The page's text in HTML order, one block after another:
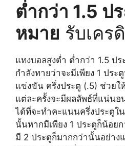
ต่ำกว่า 1.5 ป
หมาย รับเคร
แทงบอลสูงต่ำ ต่ำกว่า 1.5 ป
กำลังทายว่าจะมีเพียง 1 ประ
แข่งขัน ครึ่งประตู (.5) ช่วยใ
แต่ละครั้งจะมีผลลัพธ์ที่แน่นอ
ได้ที่จะทำคะแนนครึ่งประตูใ
นั้นหากมีเพียง 1 ประตูก็น้อย
มี 2 ประตูก็มากกว่านั้นอย่าง